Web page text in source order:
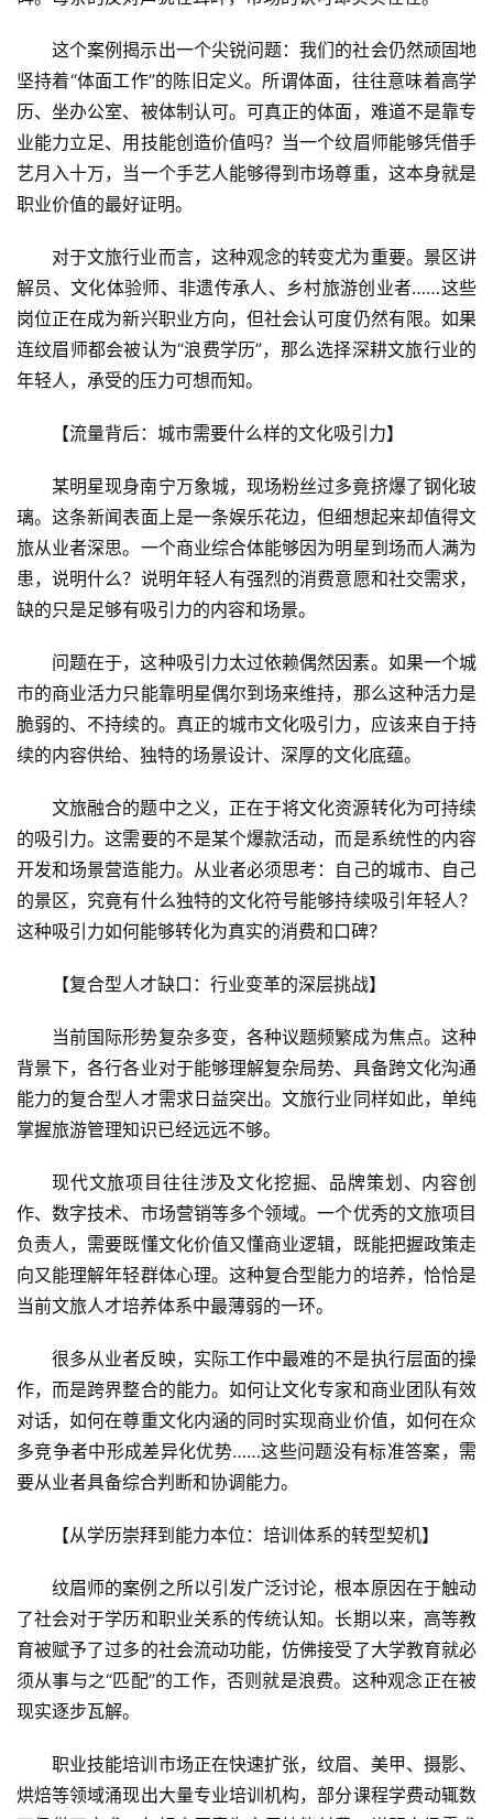
首
二
消
文
合
这个案例揭示出一个尖锐问题：我们的社会仍然顽固地
坚持着“体面工作”的陈旧定义。所谓体面，往往意味着高学
历、坐办公室、被体制认可。可真正的体面，难道不是靠专
业能力立足、用技能创造价值吗？当一个纹眉师能够凭借手
艺月入十万，当一个手艺人能够得到市场尊重，这本身就是
职业价值的最好证明。
对于文旅行业而言，这种观念的转变尤为重要。景区讲
解员、文化体验师、非遗传承人、乡村旅游创业者……这些
岗位正在成为新兴职业方向，但社会认可度仍然有限。如果
连纹眉师都会被认为“浪费学历”，那么选择深耕文旅行业的
年轻人，承受的压力可想而知。
【流量背后：城市需要什么样的文化吸引力】
某明星现身南宁万象城，现场粉丝过多竟挤爆了钢化玻
璃。这条新闻表面上是一条娱乐花边，但细想起来却值得文
旅从业者深思。一个商业综合体能够因为明星到场而人满为
患，说明什么？说明年轻人有强烈的消费意愿和社交需求，
缺的只是足够有吸引力的内容和场景。
问题在于，这种吸引力太过依赖偶然因素。如果一个城
市的商业活力只能靠明星偶尔到场来维持，那么这种活力是
脆弱的、不持续的。真正的城市文化吸引力，应该来自于持
续的内容供给、独特的场景设计、深厚的文化底蕴。
文旅融合的题中之义，正在于将文化资源转化为可持续
的吸引力。这需要的不是某个爆款活动，而是系统性的内容
开发和场景营造能力。从业者必须思考：自己的城市、自己
的景区，究竟有什么独特的文化符号能够持续吸引年轻人？
这种吸引力如何能够转化为真实的消费和口碑？
【复合型人才缺口：行业变革的深层挑战】
当前国际形势复杂多变，各种议题频繁成为焦点。这种
背景下，各行各业对于能够理解复杂局势、具备跨文化沟通
能力的复合型人才需求日益突出。文旅行业同样如此，单纯
掌握旅游管理知识已经远远不够。
现代文旅项目往往涉及文化挖掘、品牌策划、内容创
作、数字技术、市场营销等多个领域。一个优秀的文旅项目
负责人，需要既懂文化价值又懂商业逻辑，既能把握政策走
向又能理解年轻群体心理。这种复合型能力的培养，恰恰是
当前文旅人才培养体系中最薄弱的一环。
很多从业者反映，实际工作中最难的不是执行层面的操
作，而是跨界整合的能力。如何让文化专家和商业团队有效
对话，如何在尊重文化内涵的同时实现商业价值，如何在众
多竞争者中形成差异化优势……这些问题没有标准答案，需
要从业者具备综合判断和协调能力。
【从学历崇拜到能力本位：培训体系的转型契机】
纹眉师的案例之所以引发广泛讨论，根本原因在于触动
了社会对于学历和职业关系的传统认知。长期以来，高等教
育被赋予了过多的社会流动功能，仿佛接受了大学教育就必
须从事与之“匹配”的工作，否则就是浪费。这种观念正在被
现实逐步瓦解。
职业技能培训市场正在快速扩张，纹眉、美甲、摄影、
烘焙等领域涌现出大量专业培训机构，部分课程学费动辄数